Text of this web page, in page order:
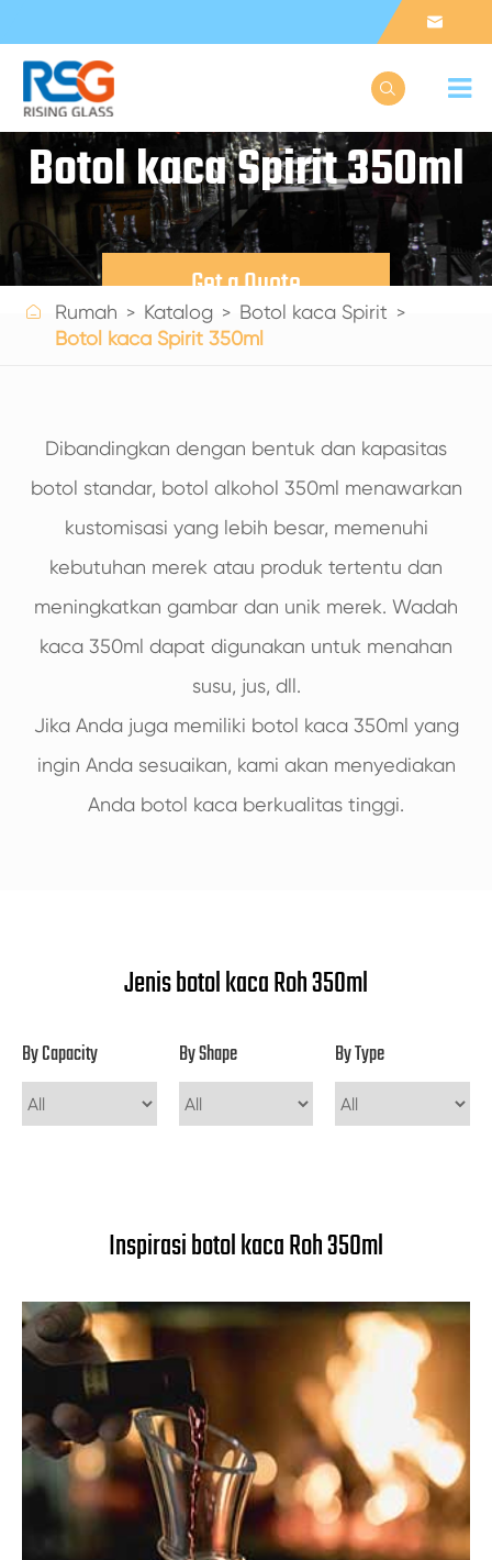


Botol kaca Spirit 350ml
Get a Quote
 Rumah Katalog
Botol kaca Spirit
Botol kaca Spirit 350ml
Dibandingkan dengan bentuk dan kapasitas
botol standar, botol alkohol 350ml menawarkan
kustomisasi yang lebih besar, memenuhi
kebutuhan merek atau produk tertentu dan
meningkatkan gambar dan unik merek. Wadah
kaca 350ml dapat digunakan untuk menahan
susu, jus, dll.
Jika Anda juga memiliki botol kaca 350ml yang
ingin Anda sesuaikan, kami akan menyediakan
Anda botol kaca berkualitas tinggi.
Jenis botol kaca Roh 350ml
By Capacity By Shape By Type
Inspirasi botol kaca Roh 350ml